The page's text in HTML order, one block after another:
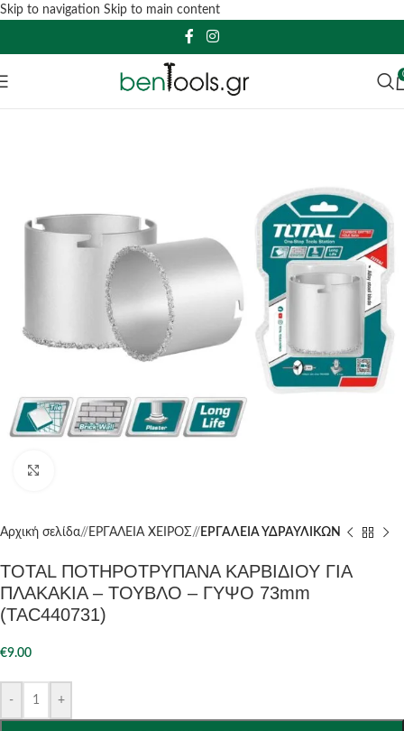
Skip to navigation Skip to main content
Αρχική σελίδα/ ΕΡΓΑΛΕΙΑ ΧΕΙΡΟΣ/ ΕΡΓΑΛΕΙΑ ΥΔΡΑΥΛΙΚΩΝ
TOTAL ΠΟΤΗΡΟΤΡΥΠΑΝΑ ΚΑΡΒΙΔΙΟΥ ΓΙΑ
ΠΛΑΚΑΚΙΑ – ΤΟΥΒΛΟ – ΓΥΨΟ 73mm
(TAC440731)
€9.00
- +